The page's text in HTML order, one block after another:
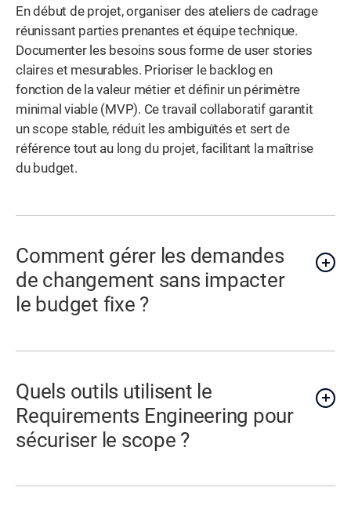
En début de projet, organiser des ateliers de cadrage
réunissant parties prenantes et équipe technique.
Documenter les besoins sous forme de user stories
claires et mesurables. Prioriser le backlog en
fonction de la valeur métier et définir un périmètre
minimal viable (MVP). Ce travail collaboratif garantit
un scope stable, réduit les ambiguïtés et sert de
référence tout au long du projet, facilitant la maîtrise
du budget.
Comment gérer les demandes
de changement sans impacter
le budget fixe ?
Quels outils utilisent le
Requirements Engineering pour
sécuriser le scope ?